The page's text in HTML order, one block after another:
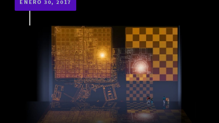
ENERO 30, 2017